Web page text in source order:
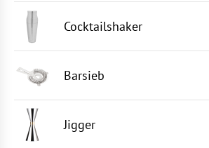
Cocktailshaker
Barsieb
Jigger